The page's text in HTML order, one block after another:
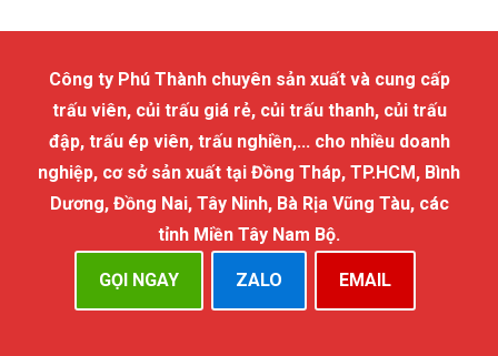
Công ty Phú Thành chuyên sản xuất và cung cấp
trấu viên, củi trấu giá rẻ, củi trấu thanh, củi trấu
đập, trấu ép viên, trấu nghiền,... cho nhiều doanh
nghiệp, cơ sở sản xuất tại Đồng Tháp, TP.HCM, Bình
Dương, Đồng Nai, Tây Ninh, Bà Rịa Vũng Tàu, các
tỉnh Miền Tây Nam Bộ.
GỌI NGAY ZALO EMAIL